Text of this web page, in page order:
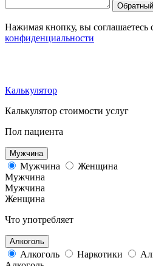
Нажимая кнопку, вы соглашаетесь
конфиденциальности
Калькулятор
Калькулятор стоимости услуг
Пол пациента
Мужчина
Мужчина
Женщина
Мужчина
Мужчина
Женщина
Что употребляет
Алкоголь
Алкоголь Наркотики